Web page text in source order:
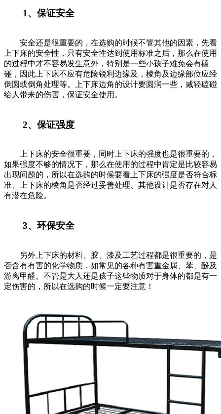
1、保证安全
安全还是很重要的，在选购的时候不管其他的因素，先看
上下床的安全性，只有安全性达到使用标准之后，那么在使用
的过程中才不容易发生意外，特别是一些小孩子难免会有磕
碰，因此上下床不应有危险锐利边缘及，棱角及边缘部位应经
倒圆或倒角处理等。上下床边角的设计要圆润一些，减轻磕碰
给人带来的伤害，保证安全使用。
2、保证强度
上下床的安全很重要，同时上下床的强度也是很重要的，
如果强度不够的情况下，那么在使用的过程中肯定是比较容易
出现问题的，所以在选购的时候要看上下床的强度是否符合标
准、上下床的棱角是否经过妥善处理、其他设计是否存在对人
有潜在危险。
3、环保安全
另外上下床的材料、胶、漆及工艺过程都是很重要的，是
否含有有害的化学物质，如常见的各种有害重金属、苯、酚及
游离甲醛。不管是大人还是孩子这些物质对于身体的都是有一
定伤害的，所以在选购的时候一定要注意！